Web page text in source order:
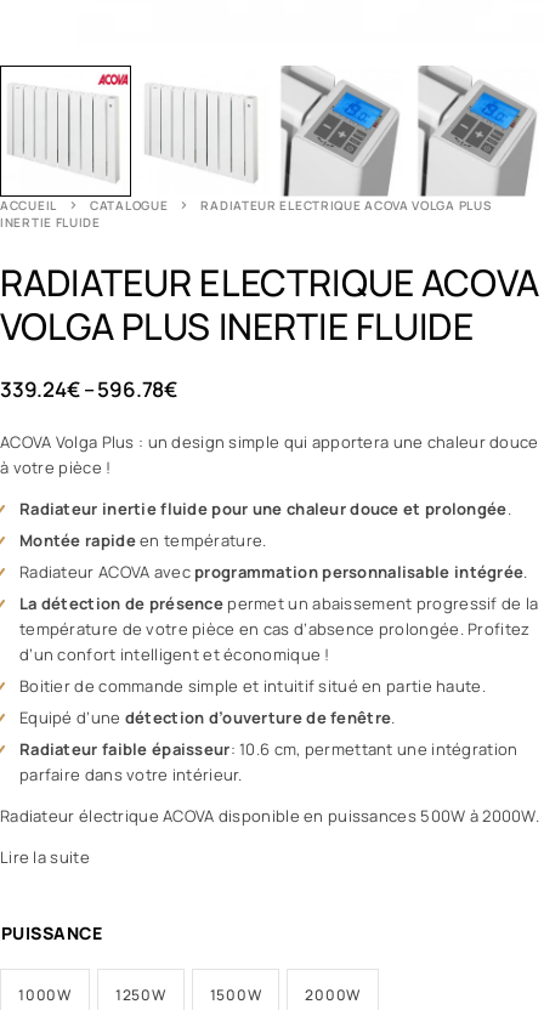
ACCUEIL CATALOGUE
RADIATEUR ELECTRIQUE ACOVA VOLGA PLUS
INERTIE FLUIDE
RADIATEUR ELECTRIQUE ACOVA
VOLGA PLUS INERTIE FLUIDE
339.24€–596.78€
ACOVA Volga Plus : un design simple qui apportera une chaleur douce
à votre pièce !
Radiateur inertie fluide pour une chaleur douce et prolongée.
Montée rapideen température.
Radiateur ACOVA avec programmation personnalisable intégrée.
La détection de présence permet un abaissement progressif de la
température de votre pièce en cas d’absence prolongée. Profitez
d’un confort intelligent et économique !
Boitier de commande simple et intuitif situé en partie haute.
Equipé d’une détection d’ouverture de fenêtre.
Radiateur faible épaisseur: 10.6 cm, permettant une intégration
parfaire dans votre intérieur.
Radiateur électrique ACOVA disponible en puissances 500W à 2000W.
Lire la suite
PUISSANCE
1000W 1250W 1500W 2000W